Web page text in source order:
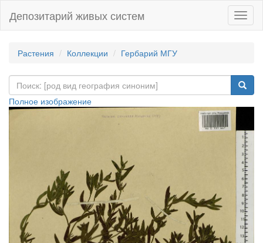
Депозитарий живых систем
Растения Коллекции Гербарий МГУ
Полное изображение